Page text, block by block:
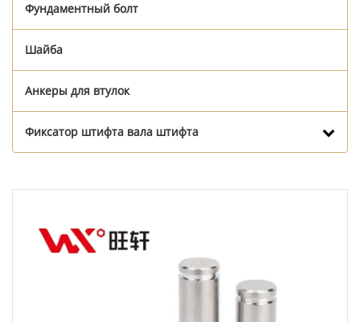
Фундаментный болт
Шайба
Анкеры для втулок
Фиксатор штифта вала штифта